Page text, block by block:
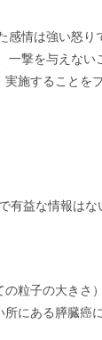
情は強い怒
撃を与えな
施すること
益な情報は
粒子の大きさ）
にある膵臓癌